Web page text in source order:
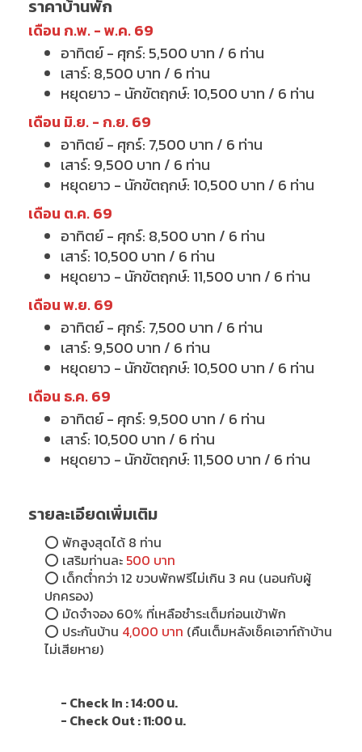
ราคาบ้านพัก
เดือน ก.พ. - พ.ค. 69
อาทิตย์ - ศุกร์: 5,500 บาท / 6 ท่าน
เสาร์: 8,500 บาท / 6 ท่าน
หยุดยาว - นักขัตฤกษ์: 10,500 บาท / 6 ท่าน
เดือน มิ.ย. - ก.ย. 69
อาทิตย์ - ศุกร์: 7,500 บาท / 6 ท่าน
เสาร์: 9,500 บาท / 6 ท่าน
หยุดยาว - นักขัตฤกษ์: 10,500 บาท / 6 ท่าน
เดือน ต.ค. 69
อาทิตย์ - ศุกร์: 8,500 บาท / 6 ท่าน
เสาร์: 10,500 บาท / 6 ท่าน
หยุดยาว - นักขัตฤกษ์: 11,500 บาท / 6 ท่าน
เดือน พ.ย. 69
อาทิตย์ - ศุกร์: 7,500 บาท / 6 ท่าน
เสาร์: 9,500 บาท / 6 ท่าน
หยุดยาว - นักขัตฤกษ์: 10,500 บาท / 6 ท่าน
เดือน ธ.ค. 69
อาทิตย์ - ศุกร์: 9,500 บาท / 6 ท่าน
เสาร์: 10,500 บาท / 6 ท่าน
หยุดยาว - นักขัตฤกษ์: 11,500 บาท / 6 ท่าน
รายละเอียดเพิ่มเติม
⭕ พักสูงสุดได้ 8 ท่าน
⭕ เสริมท่านละ 500 บาท
⭕ เด็กต่ำกว่า 12 ขวบพักฟรีไม่เกิน 3 คน (นอนกับผู้
ปกครอง)
⭕ มัดจำจอง 60% ที่เหลือชำระเต็มก่อนเข้าพัก
⭕ ประกันบ้าน 4,000 บาท (คืนเต็มหลังเช็คเอาท์ถ้าบ้าน
ไม่เสียหาย)
- Check In : 14:00 น.
- Check Out : 11:00 น.